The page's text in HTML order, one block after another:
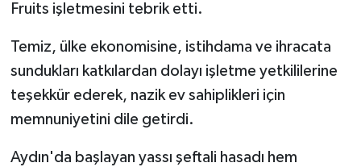
Fruits işletmesini tebrik etti.
Temiz, ülke ekonomisine, istihdama ve ihracata
sundukları katkılardan dolayı işletme yetkililerine
teşekkür ederek, nazik ev sahiplikleri için
memnuniyetini dile getirdi.
Aydın'da başlayan yassı şeftali hasadı hem